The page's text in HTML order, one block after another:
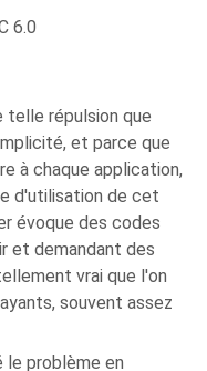
6.0
telle répulsion que
et parce que
à chaque application,
d'utilisation de cet
évoque des codes
et demandant des
vrai que l'on
souvent assez
le problème en